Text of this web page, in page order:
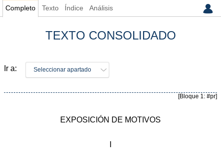
Completo Texto Índice Análisis
TEXTO CONSOLIDADO
Ir a: Seleccionar apartado
[Bloque 1: #pr]
EXPOSICIÓN DE MOTIVOS